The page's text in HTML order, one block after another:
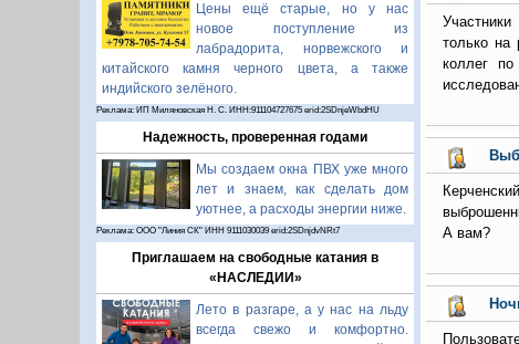
Цены ещё старые, но у нас
новое поступление из
лабрадорита, норвежского и
китайского камня черного цвета, а также
индийского зелёного.
Реклама: ИП Миляновская Н. С. ИНН:911104727675 erid:2SDnjeWbdHU
Надежность, проверенная годами
Мы создаем окна ПВХ уже много
лет и знаем, как сделать дом
уютнее, а расходы энергии ниже.
Реклама: ООО "Линия СК" ИНН 9111030039 erid:2SDnjdvNRt7
Приглашаем на свободные катания в
«НАСЛЕДИИ»
Лето в разгаре, а у нас на льду
всегда свежо и комфортно.
только
коллег
А вам?